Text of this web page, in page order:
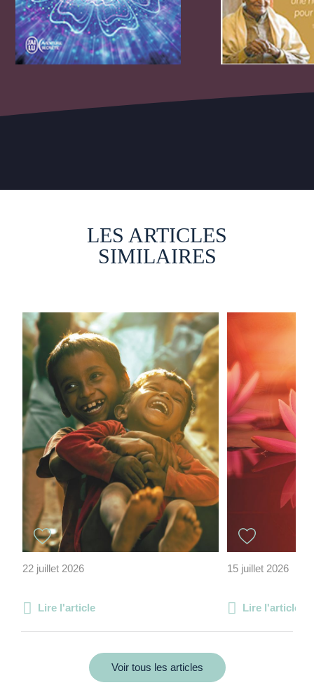
LES ARTICLES
SIMILAIRES
22 juillet 2026
Lire l'article
15 juillet 2026
Lire l'article
Voir tous les articles